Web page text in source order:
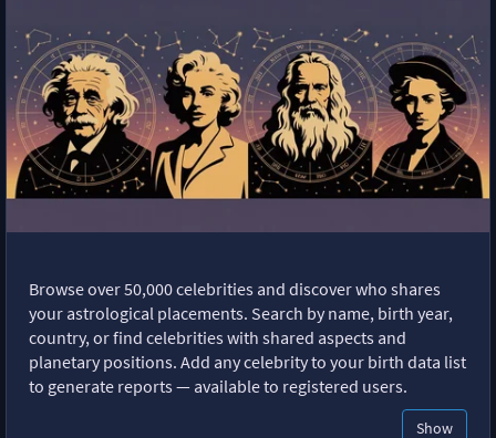
Browse over 50,000 celebrities and discover who shares
your astrological placements. Search by name, birth year,
country, or find celebrities with shared aspects and
planetary positions. Add any celebrity to your birth data list
to generate reports — available to registered users.
Show